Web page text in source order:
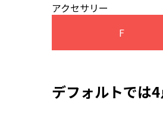
アクセサリー
F
デフォルトでは4